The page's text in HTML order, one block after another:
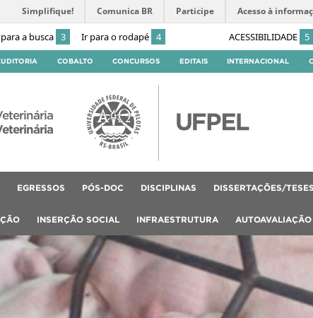
a busca 3 Ir para o rodapé 4 ACESSIBILIDADE 5
Simplifique! Comunica BR Participe Acesso à
COBALTO CONCURSOS EDITAIS INTERNACIONAL
EGRESSOS PÓS-DOC DISCIPLINAS DISSERTAÇÕES/TESES
INSERÇÃO SOCIAL INFRAESTRUTURA AUTOAVALIAÇÃO